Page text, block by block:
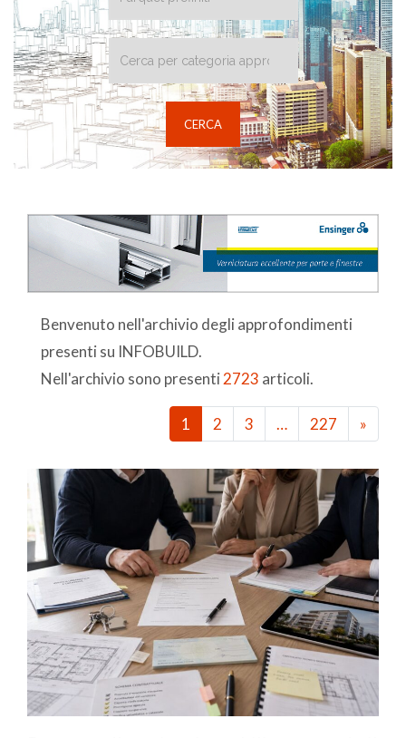
Benvenuto nell'archivio degli approfondimenti
presenti su INFOBUILD.
Nell'archivio sono presenti 2723 articoli.
1 2 3 … 227 »